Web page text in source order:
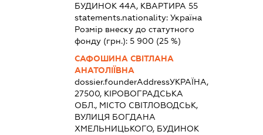
БУДИНОК 44А, КВАРТИРА 55
statements.nationality:Україна
Розмір внеску до статутного
фонду (грн.):5 900 (25 %)
САФОШИНА СВІТЛАНА
АНАТОЛІЇВНА
dossier.founderAddressУКРАЇНА,
27500, КІРОВОГРАДСЬКА
ОБЛ., МІСТО СВІТЛОВОДСЬК,
ВУЛИЦЯ БОГДАНА
ХМЕЛЬНИЦЬКОГО, БУДИНОК